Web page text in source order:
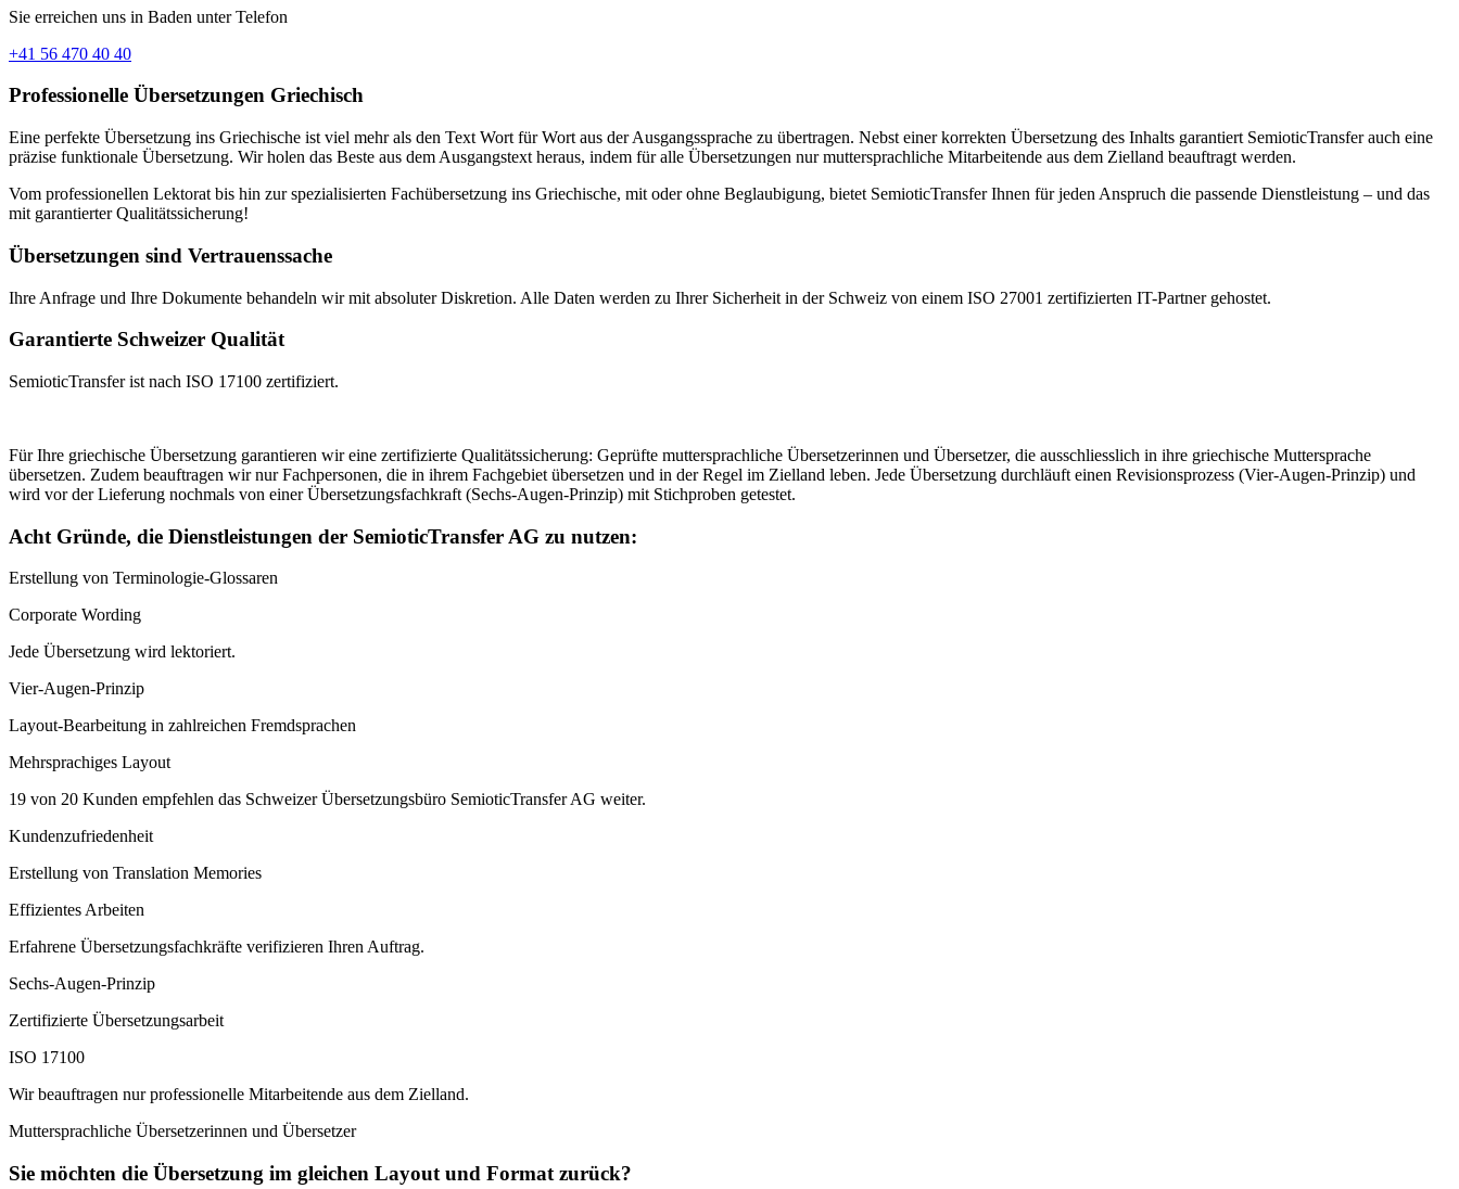
Sie erreichen uns in Baden unter Telefon
+41 56 470 40 40
Professionelle Übersetzungen Griechisch
Eine perfekte Übersetzung ins Griechische ist viel mehr als den Text Wort für Wort aus der Ausgangssprache zu übertragen. Nebst einer korrekten Übersetzung des Inhalts garantiert SemioticTransfer auch eine
präzise funktionale Übersetzung. Wir holen das Beste aus dem Ausgangstext heraus, indem für alle Übersetzungen nur muttersprachliche Mitarbeitende aus dem Zielland beauftragt werden.
Vom professionellen Lektorat bis hin zur spezialisierten Fachübersetzung ins Griechische, mit oder ohne Beglaubigung, bietet SemioticTransfer Ihnen für jeden Anspruch die passende Dienstleistung – und das
mit garantierter Qualitätssicherung!
Übersetzungen sind Vertrauenssache
Ihre Anfrage und Ihre Dokumente behandeln wir mit absoluter Diskretion. Alle Daten werden zu Ihrer Sicherheit in der Schweiz von einem ISO 27001 zertifizierten IT-Partner gehostet.
Garantierte Schweizer Qualität
SemioticTransfer ist nach ISO 17100 zertifiziert.
Für Ihre griechische Übersetzung garantieren wir eine zertifizierte Qualitätssicherung: Geprüfte muttersprachliche Übersetzerinnen und Übersetzer, die ausschliesslich in ihre griechische Muttersprache
übersetzen. Zudem beauftragen wir nur Fachpersonen, die in ihrem Fachgebiet übersetzen und in der Regel im Zielland leben. Jede Übersetzung durchläuft einen Revisionsprozess (Vier-Augen-Prinzip) und
wird vor der Lieferung nochmals von einer Übersetzungsfachkraft (Sechs-Augen-Prinzip) mit Stichproben getestet.
Acht Gründe, die Dienstleistungen der SemioticTransfer AG zu nutzen:
Erstellung von Terminologie-Glossaren
Corporate Wording
Jede Übersetzung wird lektoriert.
Vier-Augen-Prinzip
Layout-Bearbeitung in zahlreichen Fremdsprachen
Mehrsprachiges Layout
19 von 20 Kunden empfehlen das Schweizer Übersetzungsbüro SemioticTransfer AG weiter.
Kundenzufriedenheit
Erstellung von Translation Memories
Effizientes Arbeiten
Erfahrene Übersetzungsfachkräfte verifizieren Ihren Auftrag.
Sechs-Augen-Prinzip
Zertifizierte Übersetzungsarbeit
ISO 17100
Wir beauftragen nur professionelle Mitarbeitende aus dem Zielland.
Muttersprachliche Übersetzerinnen und Übersetzer
Sie möchten die Übersetzung im gleichen Layout und Format zurück?